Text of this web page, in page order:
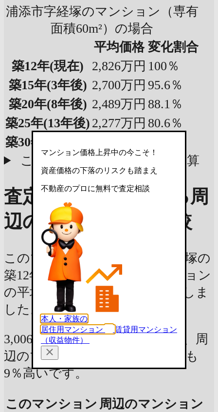
浦添市字経塚のマンション（専有
面積60m²）の場合
平均価格 変化割合
築12年(現在) 2,826万円 100％
築15年(3年後) 2,700万円 95.6％
築20年(8年後) 2,489万円 88.1％
築25年(13年後) 2,277万円 80.6％
築30年
この物件の参考査定価格で計算
査定価格の目安を知る周
辺のマンションと比較
このマンションと、浦添市字経塚の
築12年 / 専有面積60m² のマンション
の平均価格を、平米単価で比較しま
した。
3,006万円 (58.4m²)の部屋の場合、周
辺のマンションの平均価格よりも
9％高いです。
このマンション 周辺のマンション
マンション価格上昇中の今こそ！
資産価格の下落のリスクも踏まえ
不動産のプロに無料で査定相談
本人・家族の
居住用マンション
賃貸用マンション
（収益物件）